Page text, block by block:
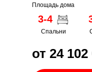
от 24 102
3-4
Площадь дома
Спальни